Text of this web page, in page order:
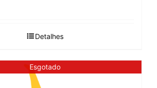
Detalhes
Esgotado